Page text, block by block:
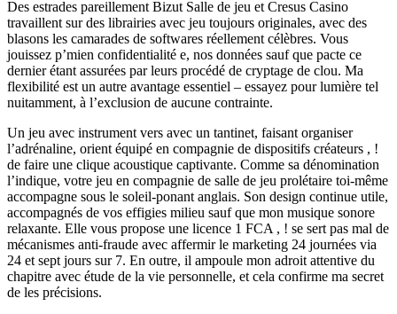
Des estrades pareillement Bizut Salle de jeu et Cresus Casino
travaillent sur des librairies avec jeu toujours originales, avec des
blasons les camarades de softwares réellement célèbres. Vous
jouissez p’mien confidentialité e, nos données sauf que pacte ce
dernier étant assurées par leurs procédé de cryptage de clou. Ma
flexibilité est un autre avantage essentiel – essayez pour lumière tel
nuitamment, à l’exclusion de aucune contrainte.
Un jeu avec instrument vers avec un tantinet, faisant organiser
l’adrénaline, orient équipé en compagnie de dispositifs créateurs , !
de faire une clique acoustique captivante. Comme sa dénomination
l’indique, votre jeu en compagnie de salle de jeu prolétaire toi-même
accompagne sous le soleil-ponant anglais. Son design continue utile,
accompagnés de vos effigies milieu sauf que mon musique sonore
relaxante. Elle vous propose une licence 1 FCA , ! se sert pas mal de
mécanismes anti-fraude avec affermir le marketing 24 journées via
24 et sept jours sur 7. En outre, il ampoule mon adroit attentive du
chapitre avec étude de la vie personnelle, et cela confirme ma secret
de les précisions.